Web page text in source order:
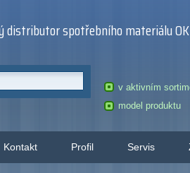
distributor spotřebního materiálu
v aktivním
model produktu
Kontakt Profil Servis